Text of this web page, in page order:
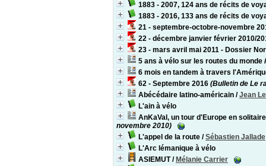
1883 - 2007, 124 ans de récits de
1883 - 2016, 133 ans de récits de
21 - septembre-octobre-novembre
22 - décembre janvier février 2010/
23 - mars avril mai 2011 - Dossier
5 ans à vélo sur les routes du monde
6 mois en tandem à travers
62 - Septembre 2016 (Bulletin de Le
Abécédaire latino-américain /Jean
L'ain à vélo
AnKaVal, un tour d'Europe en
novembre 2010)
L'appel de la route /Sébastien Jallade
L'Arc lémanique à vélo
ASIEMUT/ Mélanie Carrier